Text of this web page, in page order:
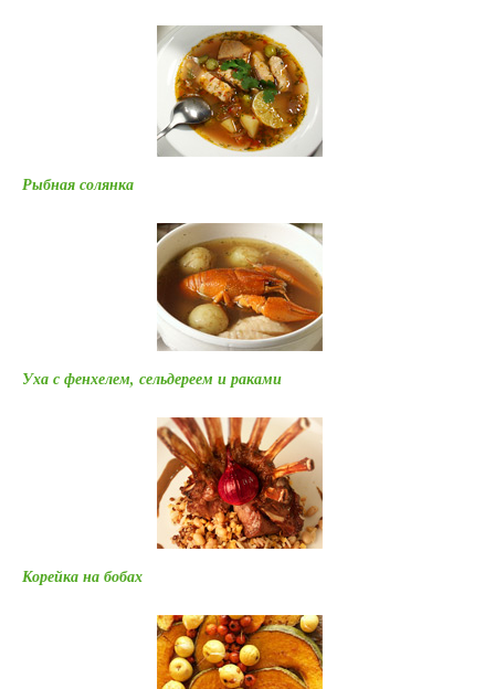
Рыбная солянка
Уха с фенхелем, сельдереем и раками
Корейка на бобах